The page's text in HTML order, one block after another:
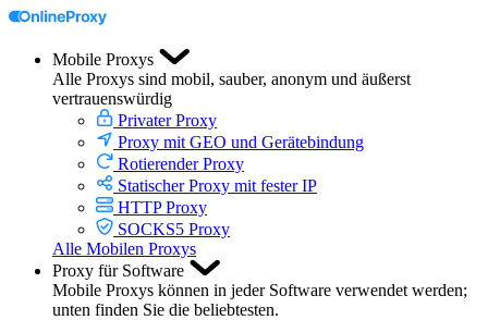
Mobile Proxys
Alle Proxys sind mobil, sauber, anonym und äußerst
vertrauenswürdig
Privater Proxy
Proxy mit GEO und Gerätebindung
Rotierender Proxy
Statischer Proxy mit fester IP
HTTP Proxy
SOCKS5 Proxy
Alle Mobilen Proxys
Proxy für Software
Mobile Proxys können in jeder Software verwendet werden;
unten finden Sie die beliebtesten.